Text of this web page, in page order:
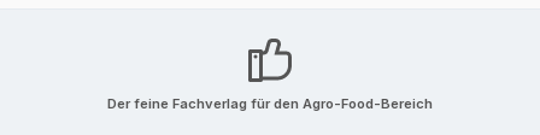
Der feine Fachverlag für den Agro-Food-Bereich